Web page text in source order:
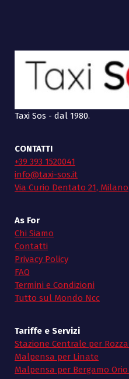
Taxi Sos - dal 1980.
CONTATTI
+39 393 1520041
info@taxi-sos.it
Via Curio Dentato 21, Milano
As For
Chi Siamo
Contatti
Privacy Policy
FAQ
Termini e Condizioni
Tutto sul Mondo Ncc
Tariffe e Servizi
Stazione Centrale per
Malpensa per Linate
Malpensa per Bergamo